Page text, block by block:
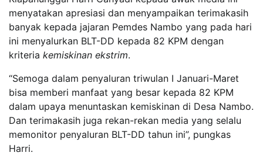
menyatakan apresiasi dan menyampaikan terimakasih
banyak kepada jajaran Pemdes Nambo yang pada hari
ini menyalurkan BLT-DD kepada 82 KPM dengan
kriteria kemiskinan ekstrim.
“Semoga dalam penyaluran triwulan I Januari-Maret
bisa memberi manfaat yang besar kepada 82 KPM
dalam upaya menuntaskan kemiskinan di Desa Nambo.
Dan terimakasih juga rekan-rekan media yang selalu
memonitor penyaluran BLT-DD tahun ini”, pungkas
Harri.